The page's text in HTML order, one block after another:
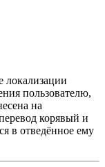
локализации
пользователю,
на
корявый и
в отведённое ему